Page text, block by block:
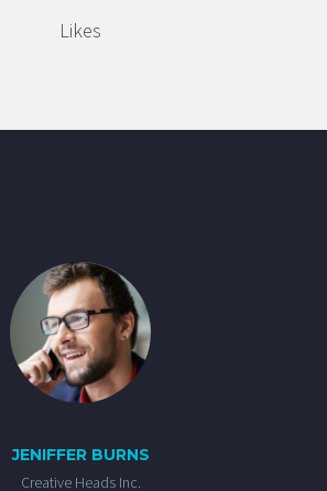
Likes
JENIFFER BURNS
Creative Heads Inc.